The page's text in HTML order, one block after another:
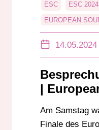
ESC ESC 2024
EUROPEAN
SCHWEIZ
14.05.2024
|
Am Samstag
Finale des